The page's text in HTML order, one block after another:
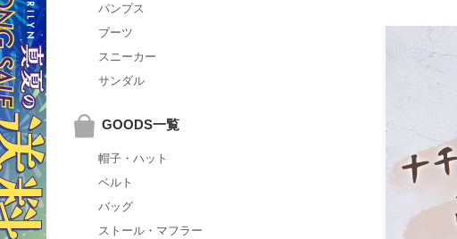
パンプス
ブーツ
スニーカー
サンダル
GOODS一覧
帽子・ハット
ベルト
バッグ
ストール・マフラー